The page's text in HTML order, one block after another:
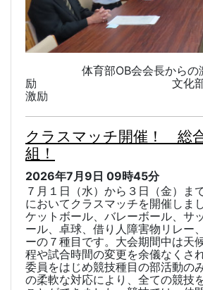
体育部OB会会長からの
励 文化部OB会
激励
クラスマッチ開催！ 総
組！
2026年7月9日 09時45分
７月１日（水）から３日（金）ま
においてクラスマッチを開催しま
ケットボール、バレーボール、サ
ール、卓球、借り人障害物リレー
ーの７種目です。 大会期間中は天
程や試合時間の変更を余儀なくさ
委員をはじめ競技種目の部活動の
の柔軟な対応により、全ての競技